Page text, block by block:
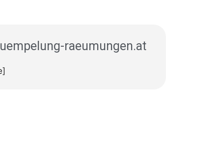
raeumungen.at